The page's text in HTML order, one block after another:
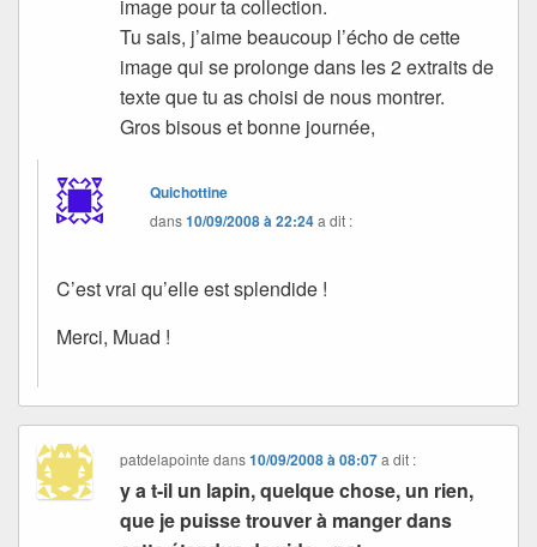
image pour ta collection.
Tu sais, j’aime beaucoup l’écho de cette
image qui se prolonge dans les 2 extraits de
texte que tu as choisi de nous montrer.
Gros bisous et bonne journée,
Quichottine
dans10/09/2008 à 22:24a dit :
C’est vrai qu’elle est splendide !
Merci, Muad !
patdelapointe dans10/09/2008 à 08:07 a dit :
y a t-il un lapin, quelque chose, un rien,
que je puisse trouver à manger dans